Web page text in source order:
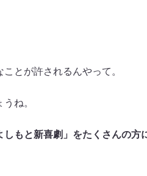
とが許されるんやって。
ね。
もと新喜劇」をたくさんの方